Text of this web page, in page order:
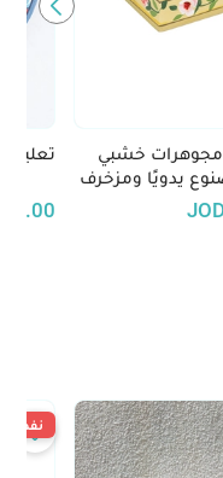
خشبي
يدويًا ومزخرف
15.00
نفدت